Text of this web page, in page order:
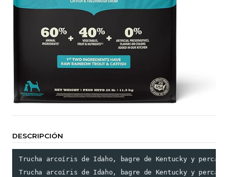
DESCRIPCIÓN
Trucha arcoíris de Idaho, bagre de Kentucky y perca
Trucha arcoíris de Idaho, bagre de Kentucky y perca